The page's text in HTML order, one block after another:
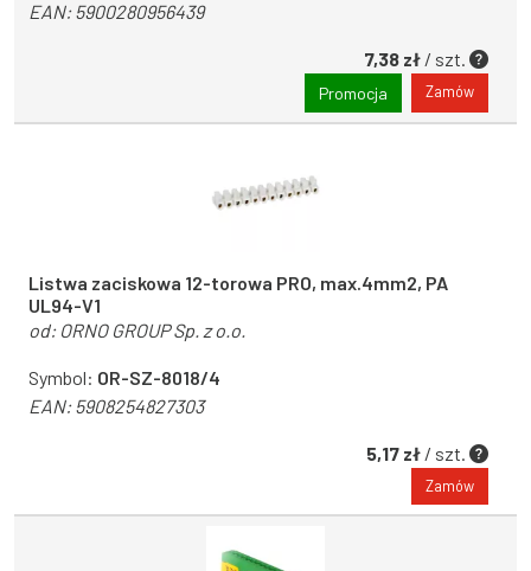
EAN:5900280956439
7,38 zł / szt.
Promocja Zamów
Listwa zaciskowa 12-torowa PRO, max.4mm2, PA
UL94-V1
od: ORNO GROUP Sp. z o.o.
Symbol: OR-SZ-8018/4
EAN:5908254827303
5,17 zł / szt.
Zamów